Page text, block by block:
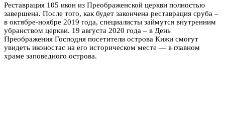
Реставрация 105 икон из Преображенской церкви полностью
завершена. После того, как будет закончена реставрация сруба –
в октябре-ноябре 2019 года, специалисты займутся внутренним
убранством церкви. 19 августа 2020 года – в День
Преображения Господня посетители острова Кижи смогут
увидеть иконостас на его историческом месте — в главном
храме заповедного острова.